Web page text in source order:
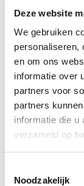
Deze website
We gebruiken
personaliseren,
en om ons
informatie over
partners voor
partners
informatie die u
verzameld op
Noodzakelijk